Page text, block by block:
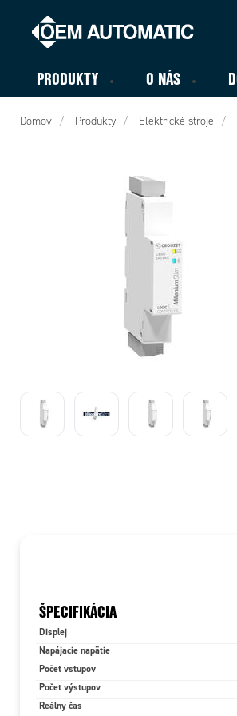
PRODUKTY O NÁS
Domov Produkty Elektrické stroje
ŠPECIFIKÁCIA
Displej
Napájacie napätie
Počet vstupov
Počet výstupov
Reálny čas